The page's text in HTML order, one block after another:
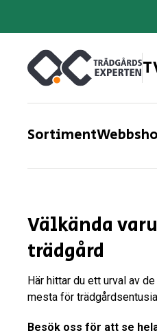
Sortiment
Välkända
trädgård
Här hittar du ett urval av
mesta för
Besök oss för att se